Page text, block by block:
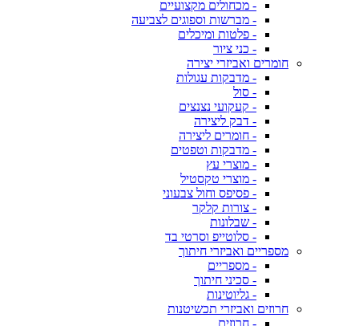
- מכחולים מקצועיים
- מברשות וספוגים לצביעה
- פלטות ומיכלים
- כני ציור
חומרים ואביזרי יצירה
- מדבקות עגולות
- סול
- קעקועי נצנצים
- דבק ליצירה
- חומרים ליצירה
- מדבקות וטפטים
- מוצרי עץ
- מוצרי טקסטיל
- פסיפס וחול צבעוני
- צורות קלקר
- שבלונות
- סלוטייפ וסרטי בד
מספריים ואביזרי חיתוך
- מספריים
- סכיני חיתוך
- גליוטינות
חרוזים ואביזרי תכשיטנות
- חרוזים